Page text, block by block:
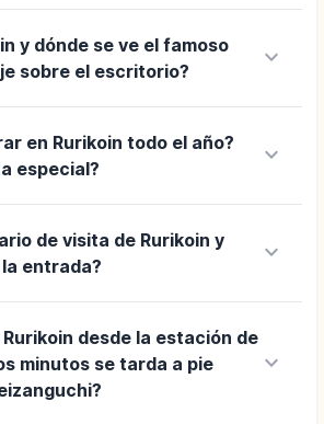
y dónde se ve el famoso
sobre el escritorio?
keyboard_arrow_down
en Rurikoin todo el año?
especial?
keyboard_arrow_down
de visita de Rurikoin y
entrada?
keyboard_arrow_down
desde la estación de
minutos se tarda a pie
keyboard_arrow_down